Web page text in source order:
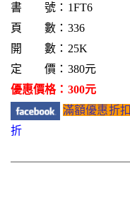
書 號：1FT6
頁 數：336
開 數：25K
定 價：380元
優惠價格：300元
滿額優惠折扣
折